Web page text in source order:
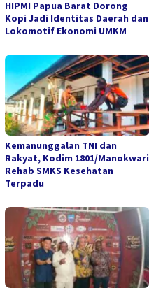
HIPMI Papua Barat Dorong
Kopi Jadi Identitas Daerah dan
Lokomotif Ekonomi UMKM
Kemanunggalan TNI dan
Rakyat, Kodim 1801/Manokwari
Rehab SMKS Kesehatan
Terpadu